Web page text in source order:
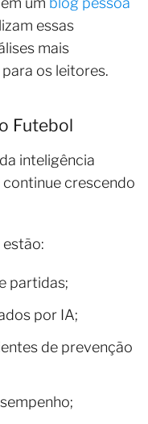
essas
mais
os leitores.
Futebol
inteligência
crescendo
partidas;
por IA;
de prevenção